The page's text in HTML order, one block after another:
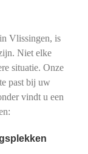
Vlissingen, is
Niet elke
situatie. Onze
past bij uw
vindt u een